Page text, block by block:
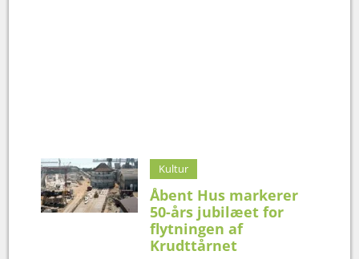
Kultur
Åbent Hus markerer
50-års jubilæet for
flytningen af
Krudttårnet